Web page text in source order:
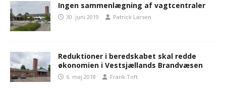
Ingen sammenlægning af vagtcentraler
30. juni 2019 Patrick Larsen
Reduktioner i beredskabet skal redde
økonomien i Vestsjællands Brandvæsen
6. maj 2018 Frank Toft